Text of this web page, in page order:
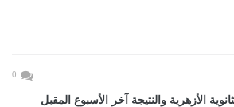
0
الأزهرية والنتيجة آخر الأسبوع المقبل